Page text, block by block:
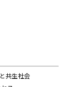
共生社会